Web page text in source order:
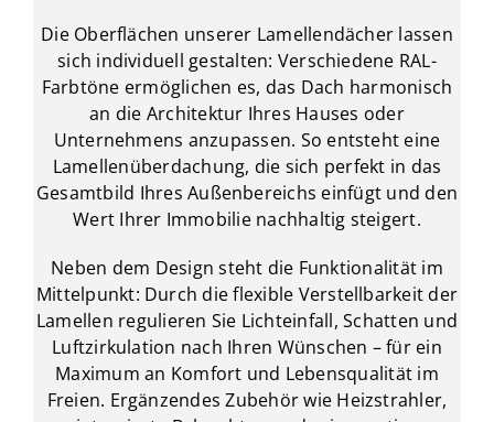
Die Oberflächen unserer Lamellendächer lassen
sich individuell gestalten: Verschiedene RAL-
Farbtöne ermöglichen es, das Dach harmonisch
an die Architektur Ihres Hauses oder
Unternehmens anzupassen. So entsteht eine
Lamellenüberdachung, die sich perfekt in das
Gesamtbild Ihres Außenbereichs einfügt und den
Wert Ihrer Immobilie nachhaltig steigert.
Neben dem Design steht die Funktionalität im
Mittelpunkt: Durch die flexible Verstellbarkeit der
Lamellen regulieren Sie Lichteinfall, Schatten und
Luftzirkulation nach Ihren Wünschen – für ein
Maximum an Komfort und Lebensqualität im
Freien. Ergänzendes Zubehör wie Heizstrahler,